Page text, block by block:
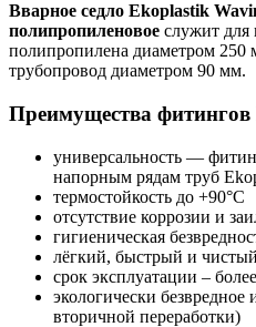
Вварное седло Ekoplastik
полипропиленовое служит для
полипропилена диаметром 250
трубопровод диаметром 90 мм.
Преимущества
универсальность —
напорным рядам труб
термостойкость до +90°C
отсутствие коррозии и
гигиеническая
лёгкий, быстрый и
срок эксплуатации –
экологически безвредное
вторичной переработки)